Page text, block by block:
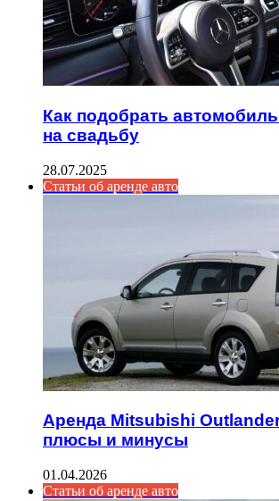
Как подобрать
на свадьбу
28.07.2025
Статьи об аренде авто
Аренда Mitsubishi
плюсы и минусы
01.04.2026
Статьи об аренде авто